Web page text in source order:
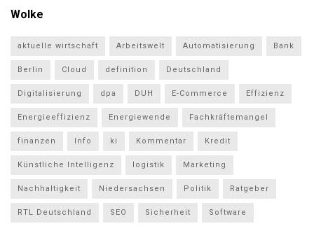
Wolke
aktuelle wirtschaft Arbeitswelt Automatisierung Bank
Berlin Cloud definition Deutschland
Digitalisierung dpa DUH E-Commerce Effizienz
Energieeffizienz Energiewende Fachkräftemangel
finanzen Info ki Kommentar Kredit
Künstliche Intelligenz logistik Marketing
Nachhaltigkeit Niedersachsen Politik Ratgeber
RTL Deutschland SEO Sicherheit Software